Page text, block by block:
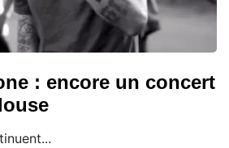
: encore un concert